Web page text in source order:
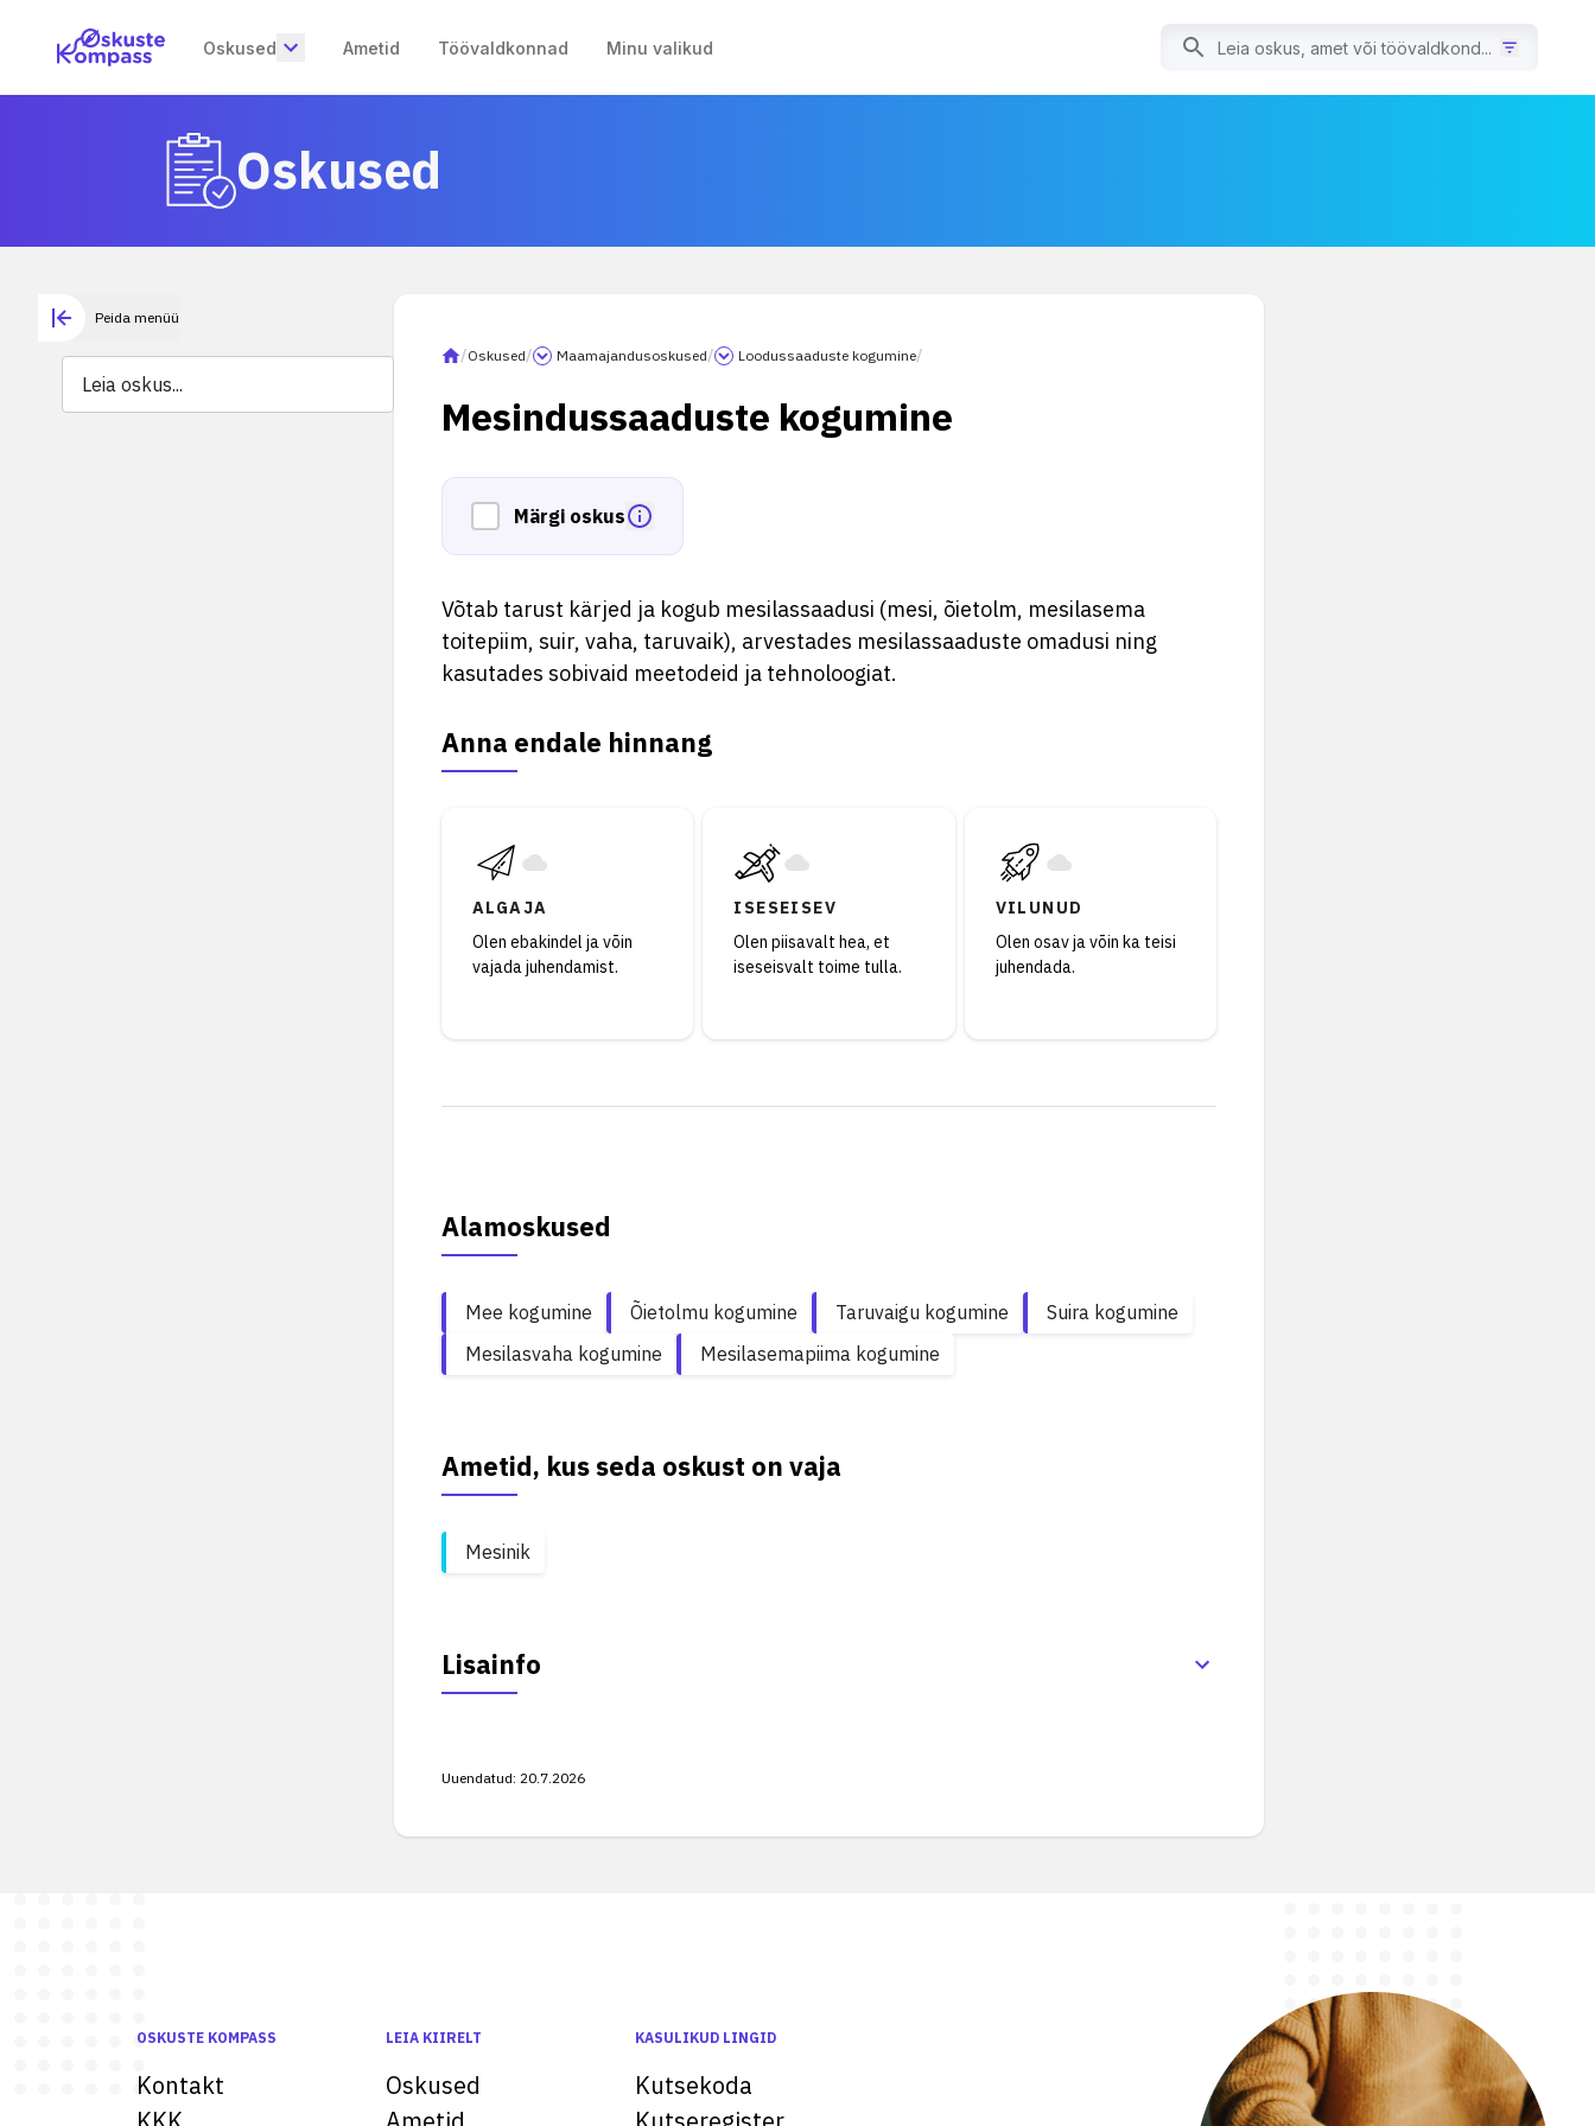
Oskused Ametid Töövaldkonnad Minu valikud
Oskused
Peida menüü
/Oskused/ Maamajandusoskused/ Loodussaaduste kogumine/
Mesindussaaduste kogumine
Märgi oskus
Võtab tarust kärjed ja kogub mesilassaadusi (mesi, õietolm, mesilasema
toitepiim, suir, vaha, taruvaik), arvestades mesilassaaduste omadusi ning
kasutades sobivaid meetodeid ja tehnoloogiat.
Anna endale hinnang
ALGAJA
Olen ebakindel ja võin
vajada juhendamist.
ISESEISEV
Olen piisavalt hea, et
iseseisvalt toime tulla.
VILUNUD
Olen osav ja võin ka teisi
juhendada.
Alamoskused
Mee kogumine Õietolmu kogumine Taruvaigu kogumine
Suira kogumine
Mesilasvaha kogumine
Mesilasemapiima kogumine
Ametid, kus seda oskust on vaja
Mesinik
Lisainfo
Uuendatud: 20.7.2026
OSKUSTE KOMPASS
Kontakt
LEIA KIIRELT
Oskused
KASULIKUD LINGID
Kutsekoda